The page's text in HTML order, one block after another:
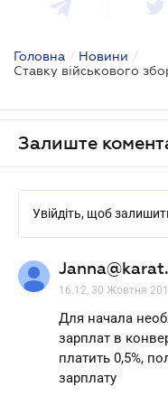
Головна / Новини /
Залиште
Увійдіть, щоб
16.12, 30 Жовтня
Для начала
зарплат в
платить 0,5%,
зарплату